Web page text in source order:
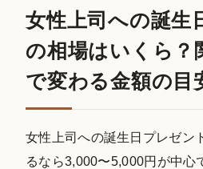
女性上司への誕生
の相場はいくら？
で変わる金額の目
女性上司への誕生日プレゼン
るなら3,000〜5,000円が中心